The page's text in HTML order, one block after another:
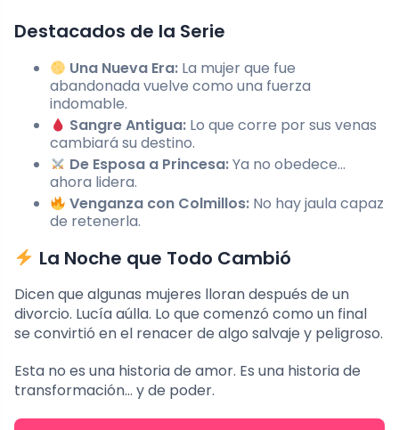
Destacados de la Serie
Una Nueva Era: La mujer que fue
abandonada vuelve como una fuerza
indomable.
Sangre Antigua: Lo que corre por sus venas
cambiará su destino.
De Esposa a Princesa:Ya no obedece…
ahora lidera.
Venganza con Colmillos: No hay jaula capaz
de retenerla.
La Noche que Todo Cambió
Dicen que algunas mujeres lloran después de un
divorcio. Lucía aúlla. Lo que comenzó como un final
se convirtió en el renacer de algo salvaje y peligroso.
Esta no es una historia de amor. Es una historia de
transformación… y de poder.